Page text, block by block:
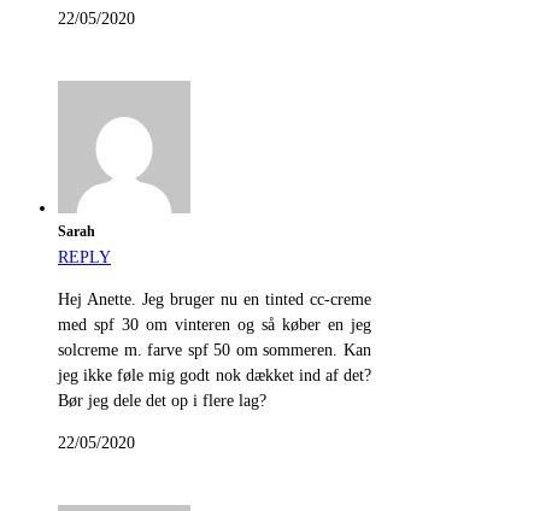
22/05/2020
Sarah
REPLY
Hej Anette. Jeg bruger nu en tinted cc-creme
med spf 30 om vinteren og så køber en jeg
solcreme m. farve spf 50 om sommeren. Kan
jeg ikke føle mig godt nok dækket ind af det?
Bør jeg dele det op i flere lag?
22/05/2020